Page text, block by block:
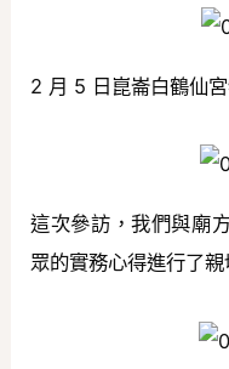
2 月 5 日崑崙白鶴仙
這次參訪，我們與廟
眾的實務心得進行了親